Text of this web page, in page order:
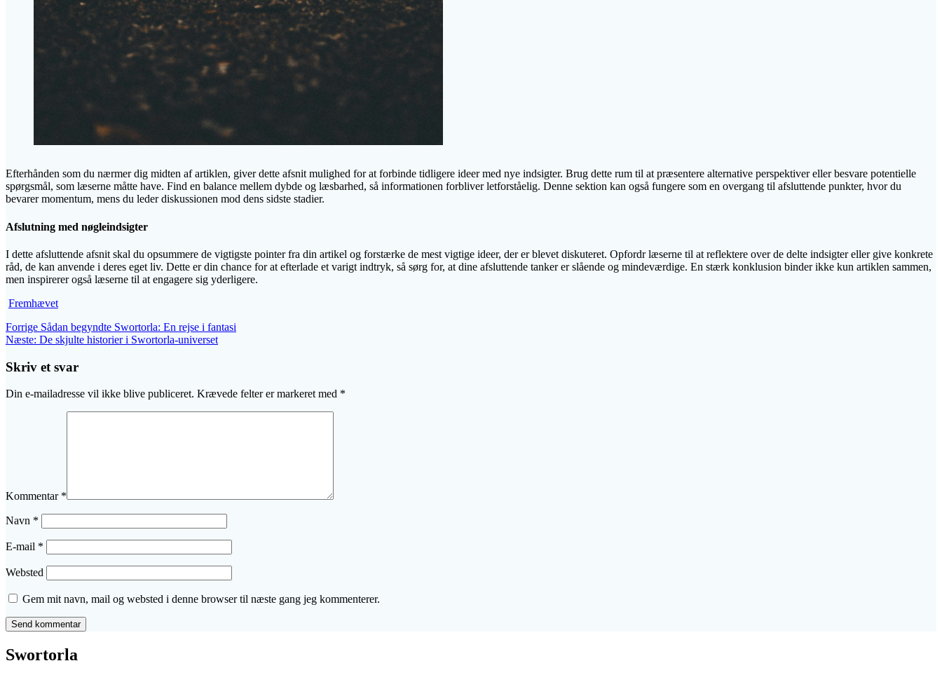
Efterhånden som du nærmer dig midten af artiklen, giver dette afsnit mulighed for at forbinde tidligere ideer med nye indsigter. Brug dette rum til at præsentere alternative perspektiver eller besvare potentielle
spørgsmål, som læserne måtte have. Find en balance mellem dybde og læsbarhed, så informationen forbliver letforståelig. Denne sektion kan også fungere som en overgang til afsluttende punkter, hvor du
bevarer momentum, mens du leder diskussionen mod dens sidste stadier.
Afslutning med nøgleindsigter
I dette afsluttende afsnit skal du opsummere de vigtigste pointer fra din artikel og forstærke de mest vigtige ideer, der er blevet diskuteret. Opfordr læserne til at reflektere over de delte indsigter eller give konkrete
råd, de kan anvende i deres eget liv. Dette er din chance for at efterlade et varigt indtryk, så sørg for, at dine afsluttende tanker er slående og mindeværdige. En stærk konklusion binder ikke kun artiklen sammen,
men inspirerer også læserne til at engagere sig yderligere.
Fremhævet
Indlægsnavigation
Forrige Forrige
indlæg:
Sådan begyndte Swortorla: En rejse i fantasi
Næste: Næste
De skjulte historier i Swortorla-universet
Skriv et svar
Din e-mailadresse vil ikke blive publiceret. Krævede felter er markeret med *
Kommentar *
Navn *
E-mail *
Websted
Gem mit navn, mail og websted i denne browser til næste gang jeg kommenterer.
Swortorla